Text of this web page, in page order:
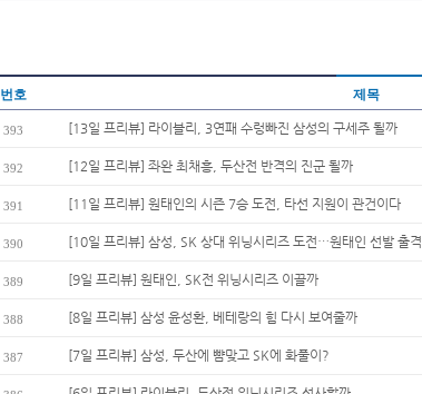
번호 제목
393 [13일 프리뷰] 라이블리, 3연패 수렁빠진 삼성의 구세주 될까
392 [12일 프리뷰] 좌완 최채흥, 두산전 반격의 진군 될까
391 [11일 프리뷰] 원태인의 시즌 7승 도전, 타선 지원이 관건이다
390 [10일 프리뷰] 삼성, SK 상대 위닝시리즈 도전…원태인 선발 출격
389 [9일 프리뷰] 원태인, SK전 위닝시리즈 이끌까
388 [8일 프리뷰] 삼성 윤성환, 베테랑의 힘 다시 보여줄까
387 [7일 프리뷰] 삼성, 두산에 뺨맞고 SK에 화풀이?